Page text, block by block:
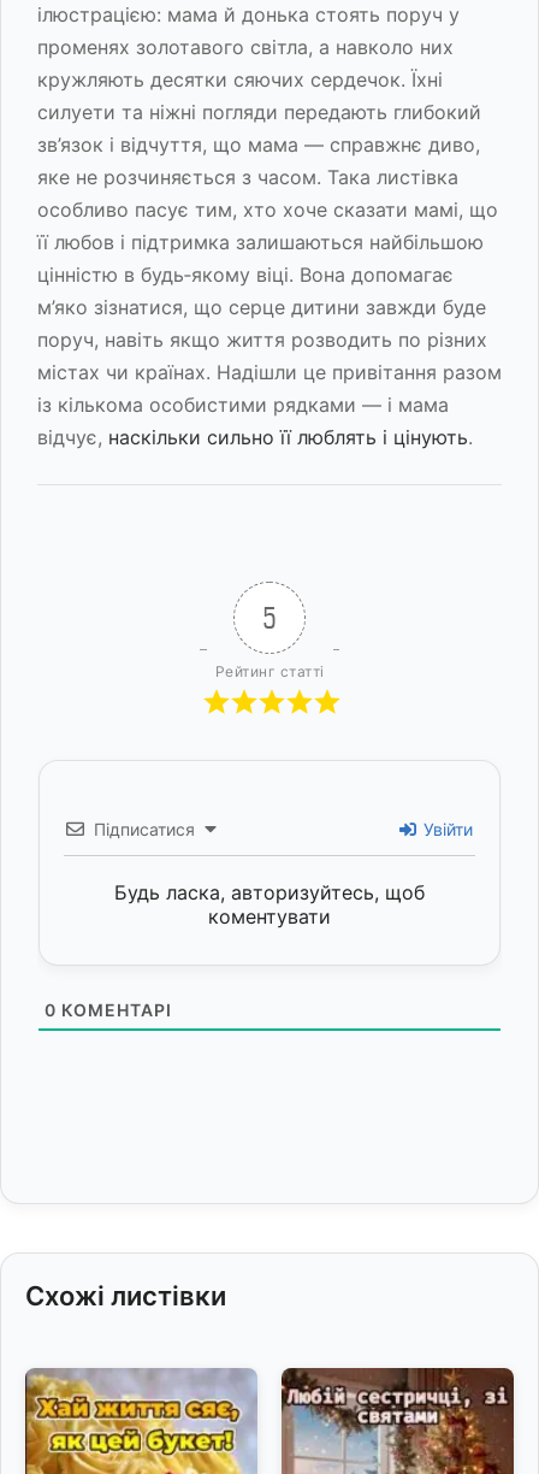
ілюстрацією: мама й донька стоять поруч у
променях золотавого світла, а навколо них
кружляють десятки сяючих сердечок. Їхні
силуети та ніжні погляди передають глибокий
зв’язок і відчуття, що мама — справжнє диво,
яке не розчиняється з часом. Така листівка
особливо пасує тим, хто хоче сказати мамі, що
її любов і підтримка залишаються найбільшою
цінністю в будь‑якому віці. Вона допомагає
м’яко зізнатися, що серце дитини завжди буде
поруч, навіть якщо життя розводить по різних
містах чи країнах. Надішли це привітання разом
із кількома особистими рядками — і мама
відчує, наскільки сильно її люблять і цінують.
5
Рейтинг статті
Підписатися Увійти
Будь ласка, авторизуйтесь, щоб
коментувати
0 КОМЕНТАРІ
Схожі листівки